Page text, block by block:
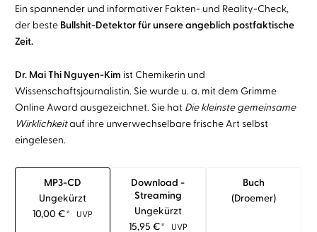
Ein spannender und informativer Fakten- und Reality-Check,
der beste Bullshit-Detektor für unsere angeblich postfaktische
Zeit.
Dr. Mai Thi Nguyen-Kim ist Chemikerin und
Wissenschaftsjournalistin. Sie wurde u. a. mit dem Grimme
Online Award ausgezeichnet. Sie hat Die kleinste gemeinsame
Wirklichkeitauf ihre unverwechselbare frische Art selbst
eingelesen.
MP3-CD
Ungekürzt
10,00 €* UVP
Download -
Streaming
Ungekürzt
15,95 €* UVP
Buch
(droemer)